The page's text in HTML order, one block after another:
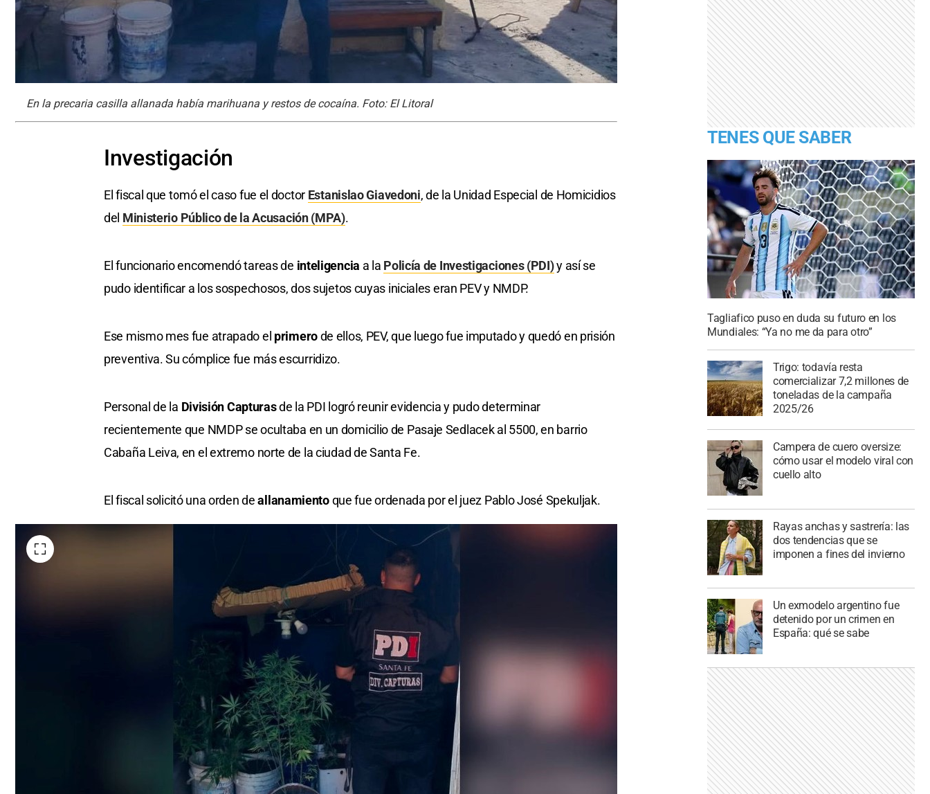
En la precaria casilla allanada había marihuana y restos de cocaína. Foto: El Litoral
Investigación
El fiscal que tomó el caso fue el doctor Estanislao Giavedoni, de la Unidad Especial de Homicidios
del Ministerio Público de la Acusación (MPA).
El funcionario encomendó tareas de inteligencia a la Policía de Investigaciones (PDI)y así se
pudo identificar a los sospechosos, dos sujetos cuyas iniciales eran PEV y NMDP.
Ese mismo mes fue atrapado el primerode ellos, PEV, que luego fue imputado y quedó en prisión
preventiva. Su cómplice fue más escurridizo.
Personal de la División Capturasde la PDI logró reunir evidencia y pudo determinar
recientemente que NMDP se ocultaba en un domicilio de Pasaje Sedlacek al 5500, en barrio
Cabaña Leiva, en el extremo norte de la ciudad de Santa Fe.
El fiscal solicitó una orden deallanamientoque fue ordenada por el juez Pablo José Spekuljak.
TENES QUE SABER
Tagliafico puso en duda su futuro en los
Mundiales: “Ya no me da para otro”
Trigo: todavía resta
comercializar 7,2 millones de
toneladas de la campaña
2025/26
Campera de cuero oversize:
cómo usar el modelo viral con
cuello alto
Rayas anchas y sastrería: las
dos tendencias que se
imponen a fines del invierno
Un exmodelo argentino fue
detenido por un crimen en
España: qué se sabe